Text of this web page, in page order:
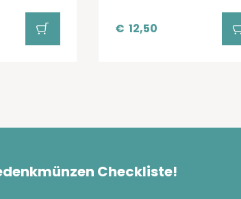
€ 12,50
Checkliste!